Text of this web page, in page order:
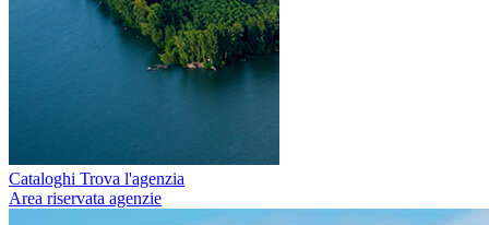
Cataloghi Trova l'agenzia
Area riservata agenzie